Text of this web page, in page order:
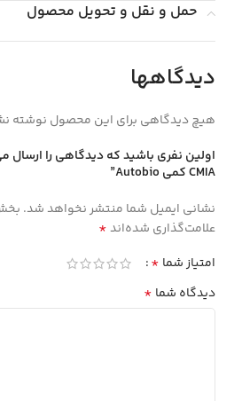
حمل و نقل و تحویل محصول
دیدگاهها
هیچ دیدگاهی برای این محصول نوشته
CMIA كمي Autobio”
نشانی ایمیل شما منتشر نخواهد شد.
علامت‌گذاری شده‌اند*
امتیاز شما *
دیدگاه شما *